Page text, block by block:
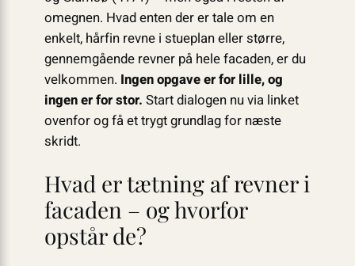
omegnen. Hvad enten der er tale om en
enkelt, hårfin revne i stueplan eller større,
gennemgående revner på hele facaden, er du
velkommen. Ingen opgave er for lille, og
ingen er for stor. Start dialogen nu via linket
ovenfor og få et trygt grundlag for næste
skridt.
Hvad er tætning af revner i
facaden – og hvorfor
opstår de?